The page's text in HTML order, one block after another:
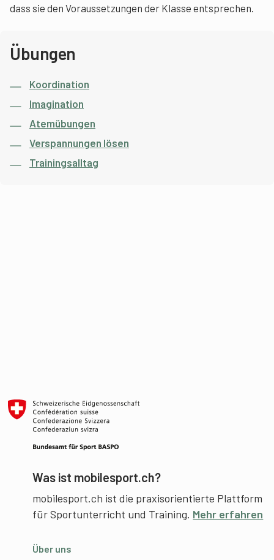
dass sie den Voraussetzungen der Klasse entsprechen.
Übungen
Koordination
Imagination
Atemübungen
Verspannungen lösen
Trainingsalltag
Was ist mobilesport.ch?
mobilesport.ch ist die praxisorientierte Plattform
für Sportunterricht und Training. Mehr erfahren
Über uns